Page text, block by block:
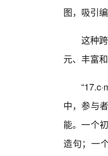
图，吸引
这种
元、丰富
中，参与
能。一个
造句；一